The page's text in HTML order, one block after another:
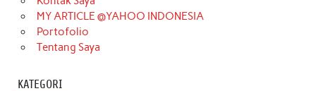
MY ARTICLE @YAHOO INDONESIA
Portofolio
Tentang Saya
KATEGORI